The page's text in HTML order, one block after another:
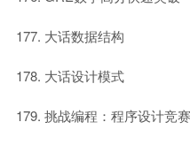
大话数据结构
大话设计模式
挑战编程：程序设计竞